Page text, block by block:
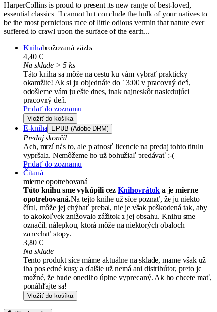
HarperCollins is proud to present its new range of best-loved,
essential classics. 'I cannot but conclude the bulk of your natives to
be the most pernicious race of little odious vermin that nature ever
suffered to crawl upon the surface of the earth...
Knihabrožovaná väzba
4,40 €
Na sklade > 5 ks
Táto kniha sa môže na cestu ku vám vybrať prakticky
okamžite! Ak si ju objednáte do 13:00 v pracovný deň,
odošleme vám ju ešte dnes, inak najneskôr nasledujúci
pracovný deň.
Pridať do zoznamu
Vložiť do košíka
E-kniha EPUB (Adobe DRM)
Predaj skončil
Ach, mrzí nás to, ale platnosť licencie na predaj tohto titulu
vypršala. Nemôžeme ho už bohužiaľ predávať :-(
Pridať do zoznamu
Čítaná
mierne opotrebovaná
Túto knihu sme vykúpili cez Knihovrátok a je mierne
opotrebovaná.Na tejto knihe už síce poznať, že ju niekto
čítal, môže jej chýbať prebal, nie je však poškodená tak, aby
to akokoľvek znižovalo zážitok z jej obsahu. Knihu sme
označili nálepkou, ktorá môže na niektorých obaloch
zanechať stopy.
3,80 €
Na sklade
Tento produkt síce máme aktuálne na sklade, máme však už
iba posledné kusy a ďalšie už nemá ani distribútor, preto je
možné, že bude onedlho úplne vypredaný. Ak ho chcete mať,
ponáhľajte sa!
Vložiť do košíka